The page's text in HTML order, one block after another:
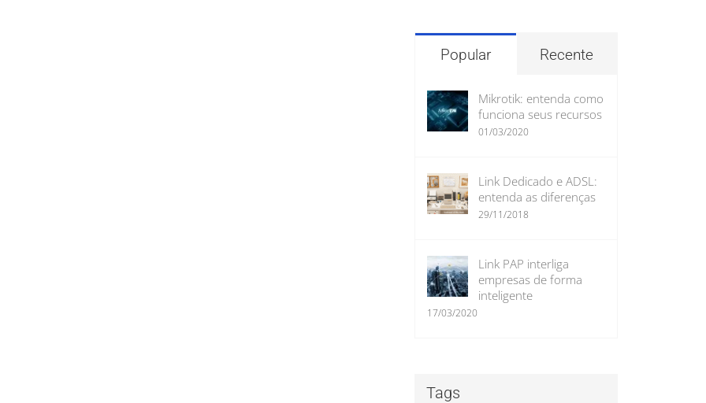
Popular Recente
Mikrotik: entenda como
funciona seus recursos
01/03/2020
Link Dedicado e ADSL:
entenda as diferenças
29/11/2018
Link PAP interliga
empresas de forma
inteligente
17/03/2020
Tags